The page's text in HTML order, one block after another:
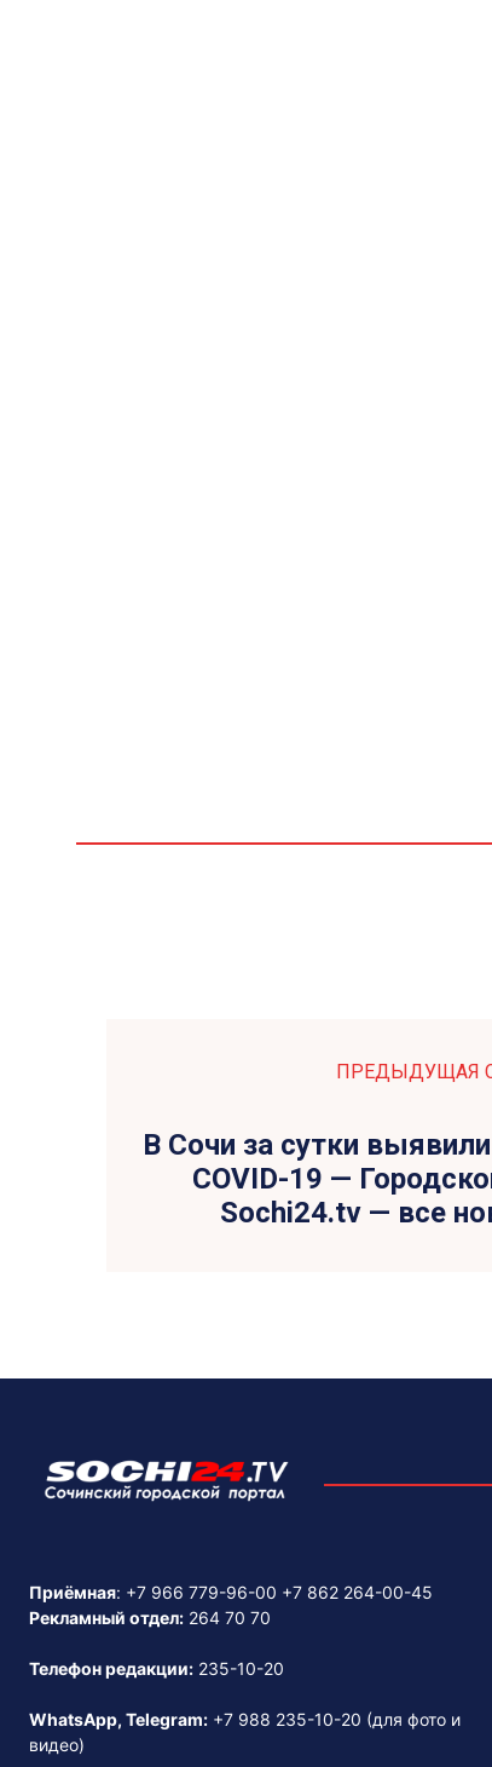
ПРЕДЫДУЩАЯ
В Сочи за сутки
COVID-19 —
Sochi24.tv — все
Приёмная: +7 966 779-96-00 +7 862 264-00-45
Рекламный отдел: 264 70 70
Телефон редакции: 235-10-20
WhatsApp, Telegram: +7 988 235-10-20 (для фото и
видео)